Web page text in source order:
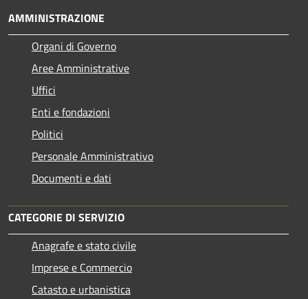
AMMINISTRAZIONE
Organi di Governo
Aree Amministrative
Uffici
Enti e fondazioni
Politici
Personale Amministrativo
Documenti e dati
CATEGORIE DI SERVIZIO
Anagrafe e stato civile
Imprese e Commercio
Catasto e urbanistica